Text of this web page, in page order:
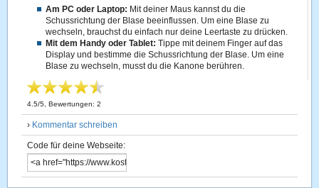
Am PC oder Laptop: Mit deiner Maus kannst du die
Schussrichtung der Blase beeinflussen. Um eine Blase zu
wechseln, brauchst du einfach nur deine Leertaste zu drücken.
Mit dem Handy oder Tablet:Tippe mit deinem Finger auf das
Display und bestimme die Schussrichtung der Blase. Um eine
Blase zu wechseln, musst du die Kanone berühren.
4.5/5 , Bewertungen:2
› Kommentar schreiben
Code für deine Webseite: